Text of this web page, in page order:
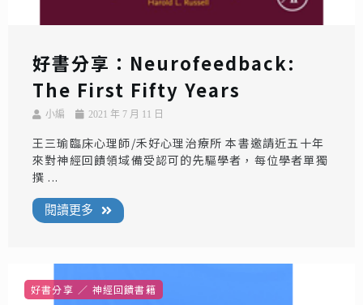
好書分享：Neurofeedback:
The First Fifty Years
小編 2021 年 7 月 11 日
王三瑜臨床心理師/禾好心理治療所 本書邀請近五十年
來對神經回饋領域備受認可的先驅學者，每位學者單獨
撰 ...
閱讀更多
好書分享 神經回饋書籍